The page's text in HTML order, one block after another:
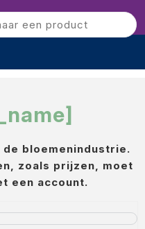
Errorcode
unavailable. Errorcode
bloemenindustrie.
zoals prijzen, moet
een account.